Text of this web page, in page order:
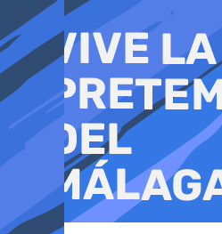
al
contenido